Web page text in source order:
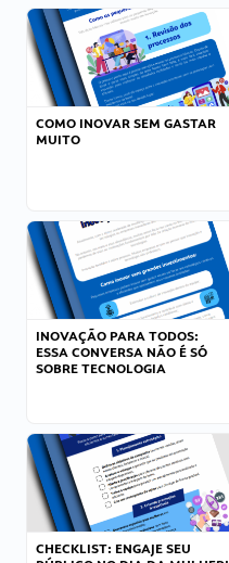
COMO INOVAR SEM GASTAR
MUITO
INOVAÇÃO PARA TODOS:
ESSA CONVERSA NÃO É SÓ
SOBRE TECNOLOGIA
CHECKLIST: ENGAJE SEU